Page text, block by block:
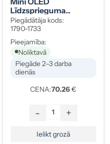
Līdzsprieguma
Voltmetrs, 8-36 V
1790-1733
Piegādātāja kods:
1790-1733
Pieejamība:
Noliktavā
Piegāde 2–3 darba
dienās
CENA:70.26€
- +
Ielikt grozā